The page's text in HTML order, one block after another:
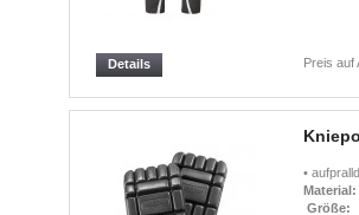
Preis auf
Details
•
Material:
Größe: